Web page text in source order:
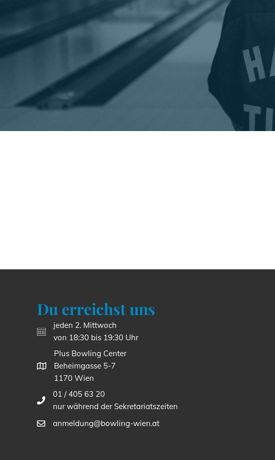
Du erreichst uns
jeden 2. Mittwoch
von 18:30 bis 19:30 Uhr
Plus Bowling Center
Beheimgasse 5-7
1170 Wien
01 / 405 63 20
nur während der Sekretariatszeiten
anmeldung@bowling-wien.at